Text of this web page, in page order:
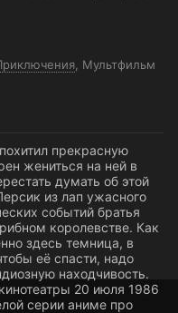
Мультфильм
прекрасную
жениться на ней в
думать об этой
из лап ужасного
событий братья
королевстве. Как
здесь темница, в
её спасти, надо
находчивость.
20 июля 1986
серии аниме про